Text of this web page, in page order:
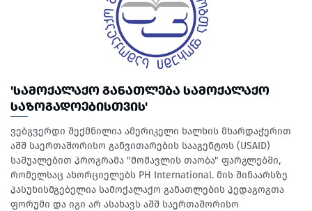
'ᲡᲐᲛᲝᲥᲐᲚᲐᲥᲝ ᲒᲐᲜᲐᲗᲚᲔᲑᲐ ᲡᲐᲛᲝᲥᲐᲚᲐᲥᲝ
ᲡᲐᲖᲝᲒᲐᲓᲝᲔᲑᲘᲡᲗᲕᲘᲡ'
ვებგვერდი შექმნილია ამერიკელი ხალხის მხარდაჭერით
აშშ საერთაშორისო განვითარების სააგენტოს (USAID)
საშუალებით პროგრამა "მომავლის თაობა" ფარგლებში,
რომელსაც ახორციელებს PH International. მის შინაარსზე
პასუხისმგებელია სამოქალაქო განათლების პედაგოგთა
ფორუმი და იგი არ ასახავს აშშ საერთაშორისო